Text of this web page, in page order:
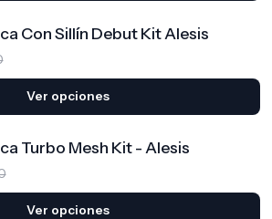
Con Sillín Debut Kit Alesis
Ver opciones
Turbo Mesh Kit - Alesis
Ver opciones